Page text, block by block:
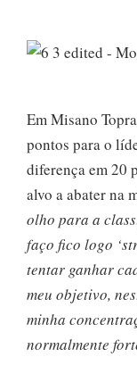
Em Misano
pontos para o
diferença em 20
alvo a abater na
olho para a
faço fico logo
tentar ganhar
meu objetivo,
minha
normalmente